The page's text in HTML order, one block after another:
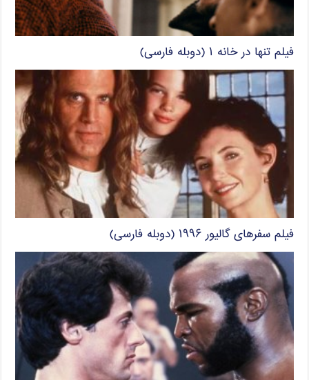
فیلم تنها در خانه ۱ (دوبله فارسی)
فیلم سفرهای گالیور ۱۹۹۶ (دوبله فارسی)